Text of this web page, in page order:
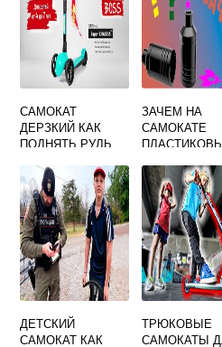
САМОКАТ
ДЕРЗКИЙ КАК
ПОДНЯТЬ РУЛЬ
ЗАЧЕМ НА
САМОКАТЕ
ДЕТСКИЙ
САМОКАТ КАК
ТРЮКОВЫЕ
САМОКАТЫ